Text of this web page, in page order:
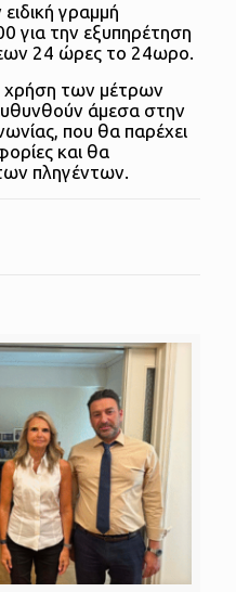
γραμμή
για την εξυπηρέτηση
24 ώρες το 24ωρο.
χρήση των μέτρων
άμεσα στην
που θα παρέχει
και θα
πληγέντων.